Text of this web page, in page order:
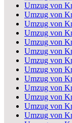
Umzug von
Umzug von
Umzug von
Umzug von
Umzug von
Umzug von
Umzug von
Umzug von
Umzug von
Umzug von
Umzug von
Umzug von
Umzug von